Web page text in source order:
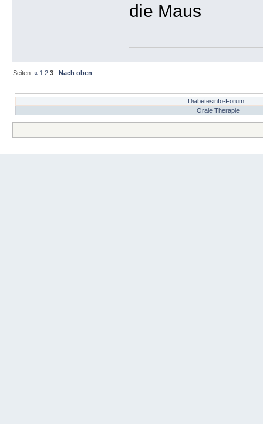
die Maus
Seiten:« 1 2 3 Nach oben
Diabetesinfo-Forum
Orale Therapie